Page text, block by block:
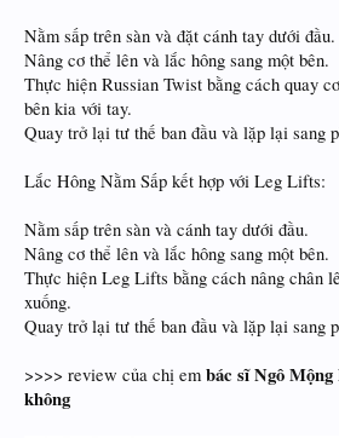
Nằm sấp trên sàn và đặt cánh tay dưới đầu.
Nâng cơ thể lên và lắc hông sang một bên.
Thực hiện Russian Twist bằng cách quay
bên kia với tay.
Quay trở lại tư thế ban đầu và lặp lại sang
Lắc Hông Nằm Sấp kết hợp với Leg Lifts:
Nằm sấp trên sàn và cánh tay dưới đầu.
Nâng cơ thể lên và lắc hông sang một bên.
Thực hiện Leg Lifts bằng cách nâng chân
xuống.
Quay trở lại tư thế ban đầu và lặp lại sang
>>>> review của chị em bác sĩ Ngô
không